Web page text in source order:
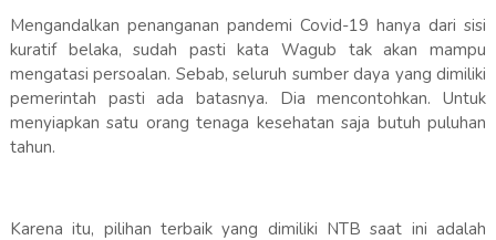
Mengandalkan penanganan pandemi Covid-19 hanya dari sisi
kuratif belaka, sudah pasti kata Wagub tak akan mampu
mengatasi persoalan. Sebab, seluruh sumber daya yang dimiliki
pemerintah pasti ada batasnya. Dia mencontohkan. Untuk
menyiapkan satu orang tenaga kesehatan saja butuh puluhan
tahun.
Karena itu, pilihan terbaik yang dimiliki NTB saat ini adalah